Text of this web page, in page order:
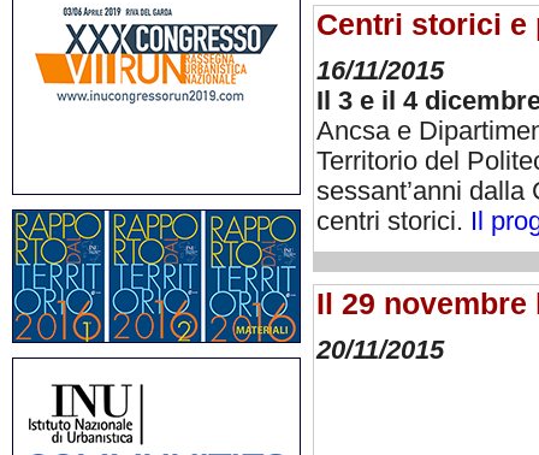
Centri storici e
16/11/2015
Il 3 e il 4
Ancsa e
Territorio del
sessant’anni dalla
centri storici. Il
Il 29
20/11/2015